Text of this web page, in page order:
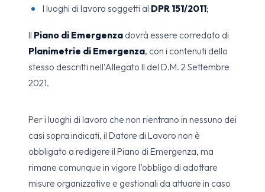
I luoghi di lavoro soggetti al DPR 151/2011;
Il Piano di Emergenza dovrà essere corredato di
Planimetrie di Emergenza, con i contenuti dello
stesso descritti nell’Allegato II del D.M. 2 Settembre
2021.
Per i luoghi di lavoro che non rientrano in nessuno dei
casi sopra indicati, il Datore di Lavoro non è
obbligato a redigere il Piano di Emergenza, ma
rimane comunque in vigore l’obbligo di adottare
misure organizzative e gestionali da attuare in caso